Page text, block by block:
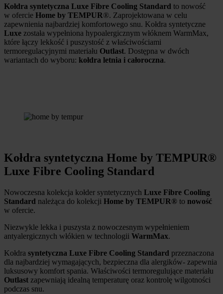
Kołdra syntetyczna Luxe Fibre Cooling Standard to nowość
w ofercie Home by TEMPUR®. Zaprojektowana w celu
zapewnienia najbardziej komfortowego snu. Kołdra syntetyczne
Luxe została wypełniona hypoalergicznym włóknem WarmMax,
które łączy lekkość i puszystość z właściwościami
termoregulacyjnymi materiału Outlast. Dostępna w dwóch
wariantach do wyboru: kołdra letnia i całoroczna.
Kołdra syntetyczna Home by TEMPUR®
Luxe Fibre Cooling Standard
Nowoczesna kolekcja kołder syntetycznych Luxe Fibre Cooling
Standard należąca do kolekcji Home by TEMPUR® to nowość
w ofercie.
Niezwykle lekka i puszysta z nowoczesnym wypełnieniem
antyalergicznych włókien w technologii WarmMax.
Kołdra syntetyczna Luxe Fibre Cooling Standard przeznaczona
dla najbardziej wymagających, bezpieczna dla alergików- zapewnia
luksusowy komfort spania. Właściwości termoregulujące materiału
Outlast zapewniają idealną temperaturę oraz kontrolę wilgotności
podczas snu.